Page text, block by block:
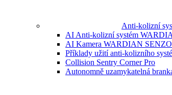
Anti-kolizní
AI Anti-kolizní systém
AI Kamera WARDIAN
Příklady užití anti-kolizního
Collision Sentry Corner Pro
Autonomně uzamykatelná